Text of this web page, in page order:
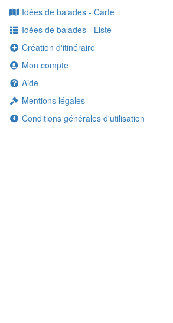
Idées de balades - Carte
Idées de balades - Liste
Création d'itinéraire
Mon compte
Aide
Mentions légales
Conditions générales d'utilisation